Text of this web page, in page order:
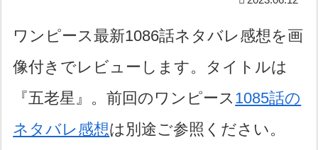
ワンピース最新1086話ネタバレ感想を画
像付きでレビューします。タイトルは
『五老星』。前回のワンピース 1085話の
ネタバレ感想は別途ご参照ください。